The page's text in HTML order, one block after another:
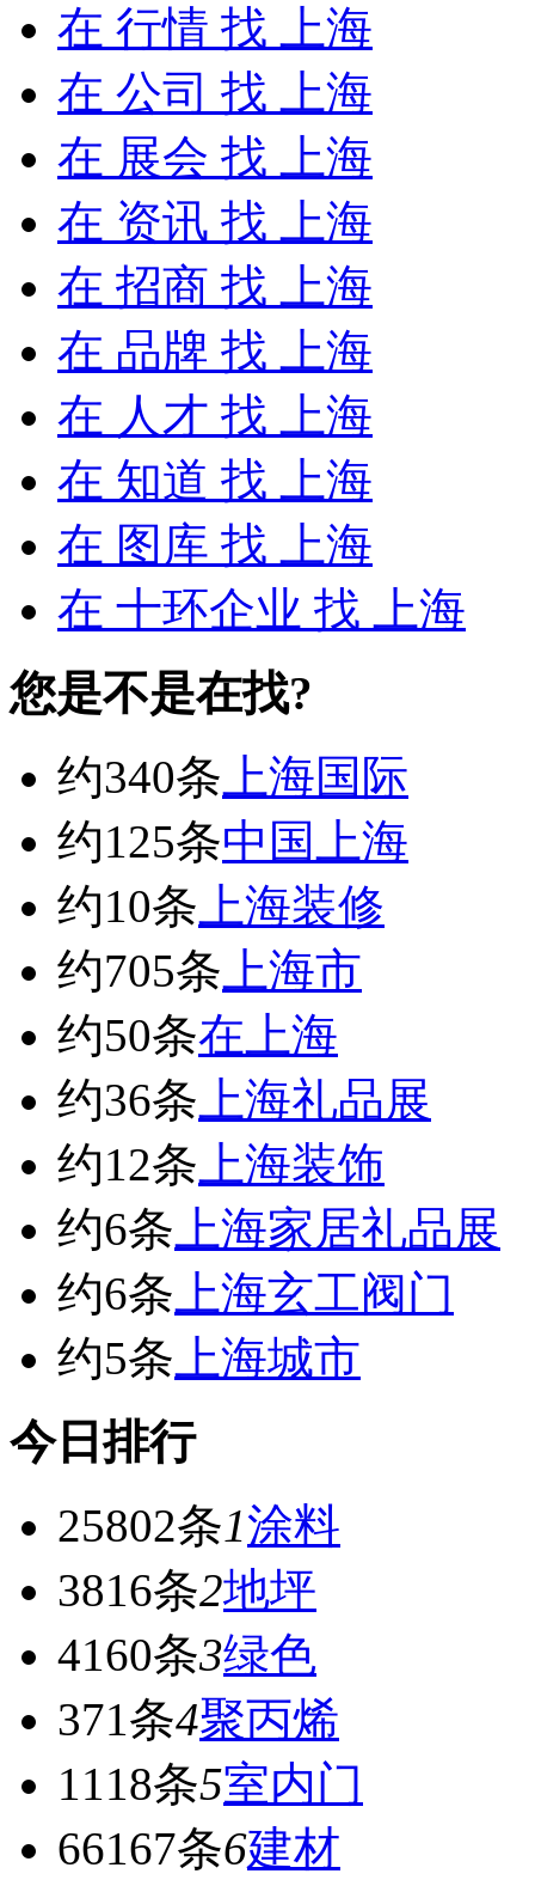
在 行情 找 上海
在 公司 找 上海
在 展会 找 上海
在 资讯 找 上海
在 招商 找 上海
在 品牌 找 上海
在 人才 找 上海
在 知道 找 上海
在 图库 找 上海
在 十环企业 找 上海
您是不是在找?
约340条 上海国际
约125条中国上海
约10条 上海装修
约705条 上海市
约50条在上海
约36条 上海礼品展
约12条 上海装饰
约6条 上海家居礼品展
约6条 上海玄工阀门
约5条 上海城市
今日排行
25802条1涂料
3816条2地坪
4160条3绿色
371条4聚丙烯
1118条5室内门
66167条6建材